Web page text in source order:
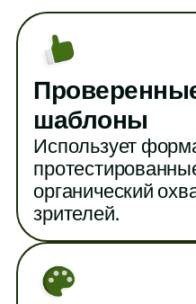
шаблоны
Использует
органический
зрителей.